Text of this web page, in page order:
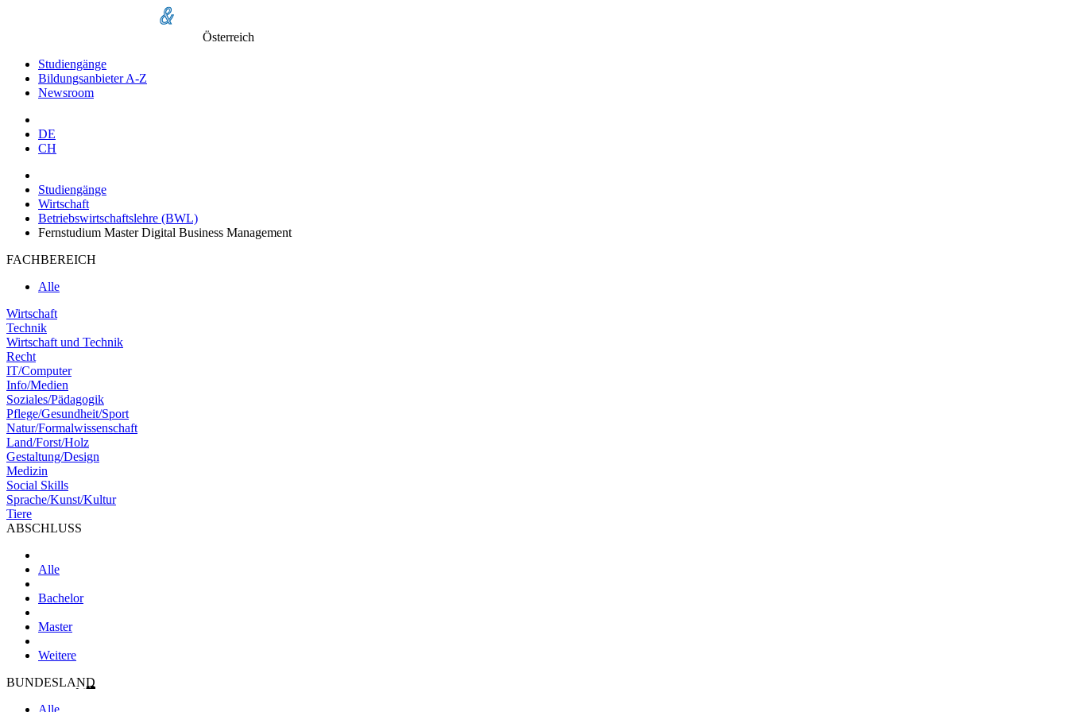
Österreich
Studiengänge
Bildungsanbieter A-Z
Newsroom
DE
CH
Studiengänge
Wirtschaft
Betriebswirtschaftslehre (BWL)
Fernstudium Master Digital Business Management
FACHBEREICH
Alle
Wirtschaft
Technik
Wirtschaft und Technik
Recht
IT/Computer
Info/Medien
Soziales/Pädagogik
Pflege/Gesundheit/Sport
Natur/Formalwissenschaft
Land/Forst/Holz
Gestaltung/Design
Medizin
Social Skills
Sprache/Kunst/Kultur
Tiere
ABSCHLUSS
Alle
Bachelor
Master
Weitere
BUNDESLAND
Alle